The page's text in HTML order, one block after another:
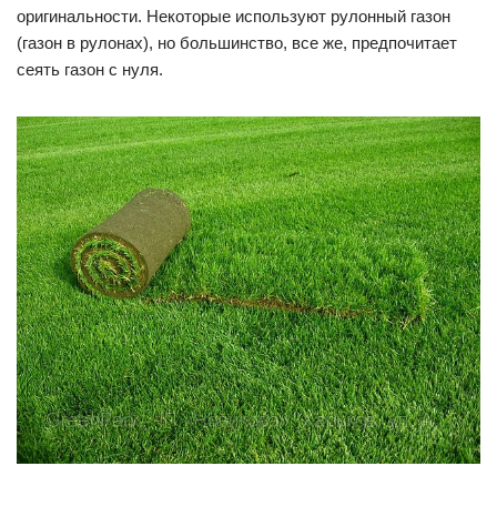
оригинальности. Некоторые используют рулонный газон
(газон в рулонах), но большинство, все же, предпочитает
сеять газон с нуля.